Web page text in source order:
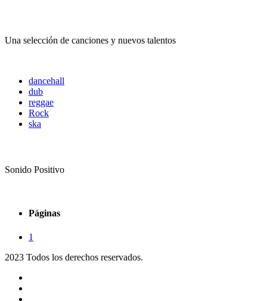
Una selección de canciones y nuevos talentos
dancehall
dub
reggae
Rock
ska
Sonido Positivo
Páginas
1
2023 Todos los derechos reservados.